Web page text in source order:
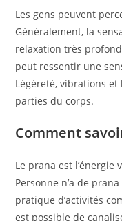
Les gens peuvent
Généralement, la
relaxation très
peut ressentir une
Légèreté, vibrations
parties du corps.
Comment
Le prana est
Personne n’a de
pratique d’activités
est possible de